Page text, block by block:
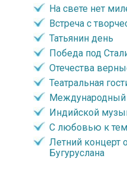
На свете нет
Встреча с
Татьянин день
Победа под
Отечества
Театральная
Международный
Индийской
С любовью к
Летний концерт
Бугуруслана